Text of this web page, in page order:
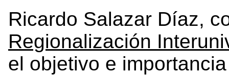
Ricardo Salazar Díaz,
Regionalización
el objetivo e